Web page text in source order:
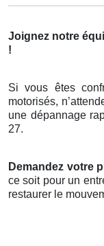
Joignez notre
!
Si vous êtes
motorisés,
une dépannage
27.
Demandez votre
ce soit pour un
restaurer le